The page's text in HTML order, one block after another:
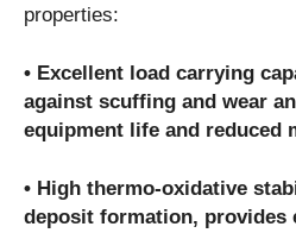
properties:
• Excellent load carrying
against scuffing and wear
equipment life and reduced
• High thermo-oxidative
deposit formation, provides